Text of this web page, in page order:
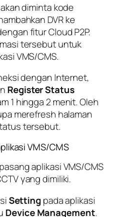
diminta kode
DVR ke
fitur Cloud P2P.
tersebut untuk
VMS/CMS.
dengan Internet,
Register Status
1 hingga 2 menit. Oleh
merefresh halaman
tersebut.
VMS/CMS
aplikasi VMS/CMS
yang dimiliki.
Setting pada aplikasi
Device Management.